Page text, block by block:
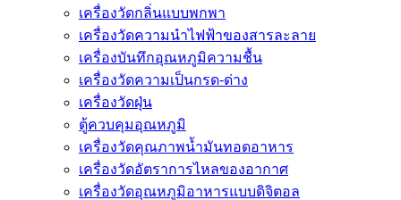
เครื่องวัดกลิ่นแบบพกพา
เครื่องวัดความนําไฟฟ้าของสารละลาย
เครื่องบันทึกอุณหภูมิความชื้น
เครื่องวัดความเป็นกรด-ด่าง
เครื่องวัดฝุ่น
ตู้ควบคุมอุณหภูมิ
เครื่องวัดคุณภาพน้ำมันทอดอาหาร
เครื่องวัดอัตราการไหลของอากาศ
เครื่องวัดอุณหภูมิอาหารแบบดิจิตอล